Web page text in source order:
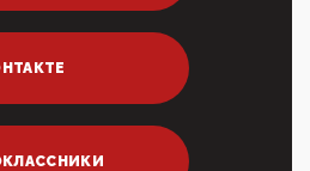
менеджменту в 15
2025 года превысило 63
Киев не наносить удары по